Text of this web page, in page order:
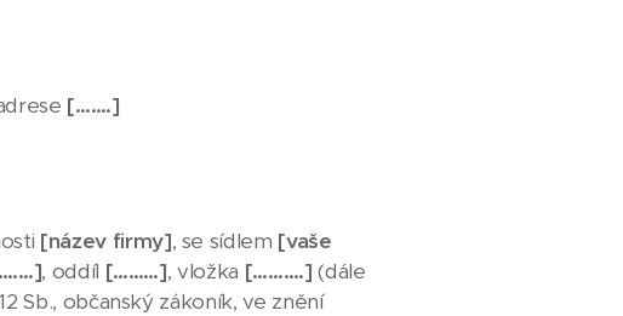
[…….]
[název firmy], se sídlem [vaše
, oddíl [………], vložka [……….] (dále
Sb., občanský zákoník, ve znění